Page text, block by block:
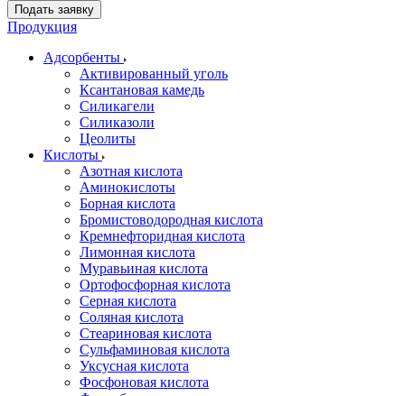
Подать заявку
Продукция
Адсорбенты
Активированный уголь
Ксантановая камедь
Силикагели
Силиказоли
Цеолиты
Кислоты
Азотная кислота
Аминокислоты
Борная кислота
Бромистоводородная кислота
Кремнефторидная кислота
Лимонная кислота
Муравьиная кислота
Ортофосфорная кислота
Серная кислота
Соляная кислота
Стеариновая кислота
Сульфаминовая кислота
Уксусная кислота
Фосфоновая кислота